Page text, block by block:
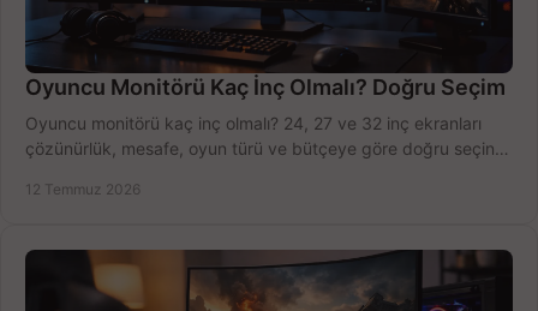
Oyuncu Monitörü Kaç İnç Olmalı? Doğru Seçim
Oyuncu monitörü kaç inç olmalı? 24, 27 ve 32 inç ekranları
çözünürlük, mesafe, oyun türü ve bütçeye göre doğru seçin,
12 Temmuz 2026